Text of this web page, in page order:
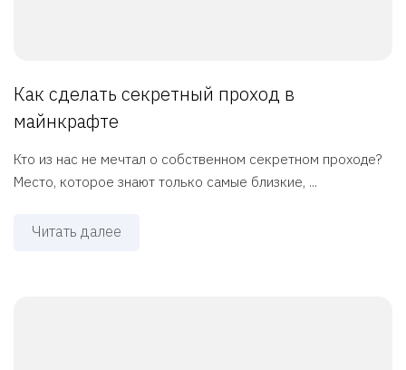
Как сделать секретный проход в
майнкрафте
Кто из нас не мечтал о собственном секретном проходе?
Место, которое знают только самые близкие, ...
Читать далее